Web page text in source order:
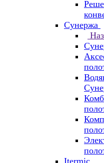
Сунержа
Itermic